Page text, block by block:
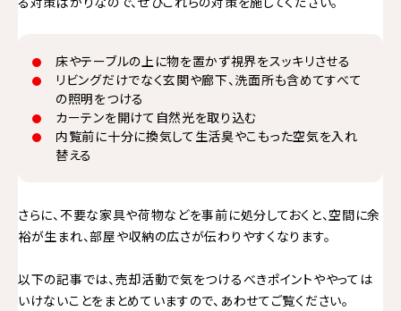
床やテーブルの上に物を置かず視界をスッキリさせる
リビングだけでなく玄関や廊下、洗面所も含めてすべて
の照明をつける
カーテンを開けて自然光を取り込む
内覧前に十分に換気して生活臭やこもった空気を入れ
替える
さらに、不要な家具や荷物などを事前に処分しておくと、空間に余
裕が生まれ、部屋や収納の広さが伝わりやすくなります。
以下の記事では、売却活動で気をつけるべきポイントややっては
いけないことをまとめていますので、あわせてご覧ください。